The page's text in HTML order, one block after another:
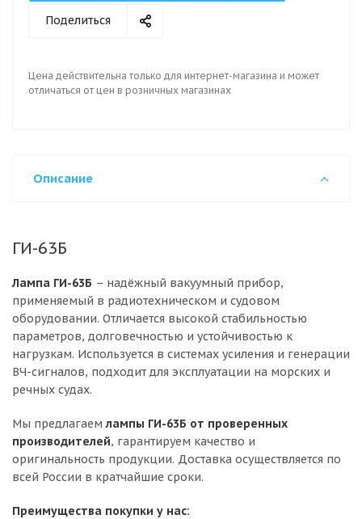
Поделиться
Цена действительна только для интернет-магазина и может
отличаться от цен в розничных магазинах
Описание
ГИ-63Б
Лампа ГИ-63Б – надёжный вакуумный прибор,
применяемый в радиотехническом и судовом
оборудовании. Отличается высокой стабильностью
параметров, долговечностью и устойчивостью к
нагрузкам. Используется в системах усиления и генерации
ВЧ-сигналов, подходит для эксплуатации на морских и
речных судах.
Мы предлагаемлампы ГИ-63Б от проверенных
производителей, гарантируем качество и
оригинальность продукции. Доставка осуществляется по
всей России в кратчайшие сроки.
Преимущества покупки у нас: